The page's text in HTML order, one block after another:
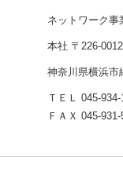
ネットワーク事
本社 〒226-0012
神奈川県横浜市
ＴＥＬ 045-
ＦＡＸ 045-